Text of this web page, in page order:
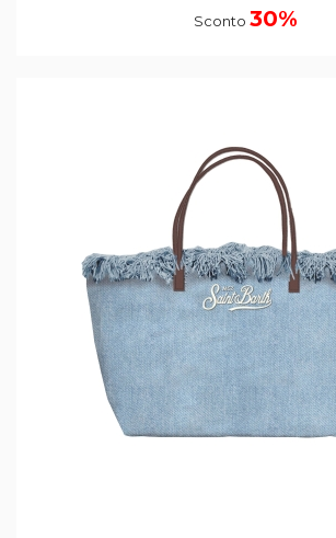
Sconto 30%